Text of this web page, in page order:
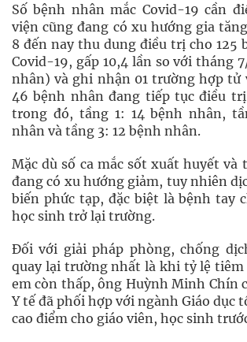
Số bệnh nhân mắc Covid-19 cần
viện cũng đang có xu hướng gia
8 đến nay thu dung điều trị cho 125
Covid-19, gấp 10,4 lần so với tháng
nhân) và ghi nhận 01 trường hợp tử
46 bệnh nhân đang tiếp tục điều
trong đó, tầng 1: 14 bệnh nhân,
nhân và tầng 3: 12 bệnh nhân.
Mặc dù số ca mắc sốt xuất huyết và
đang có xu hướng giảm, tuy nhiên
biến phức tạp, đặc biệt là bệnh tay
học sinh trở lại trường.
Đối với giải pháp phòng, chống
quay lại trường nhất là khi tỷ lệ tiêm
em còn thấp, ông Huỳnh Minh Chín
Y tế đã phối hợp với ngành Giáo dục
cao điểm cho giáo viên, học sinh